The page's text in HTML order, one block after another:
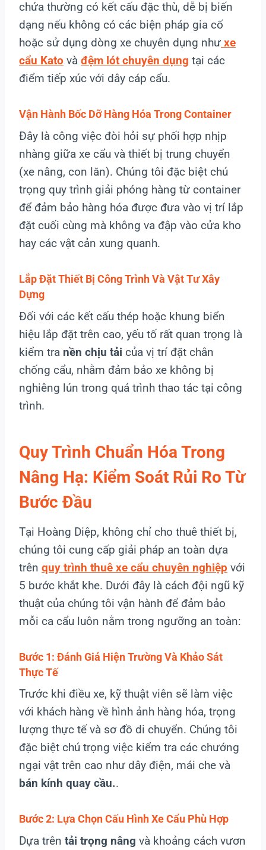
chứa thường có kết cấu đặc thù, dễ bị biến
dạng nếu không có các biện pháp gia cố
hoặc sử dụng dòng xe chuyên dụng như xe
cẩu Kato và đệm lót chuyên dụng tại các
điểm tiếp xúc với dây cáp cẩu.
Vận Hành Bốc Dỡ Hàng Hóa Trong Container
Đây là công việc đòi hỏi sự phối hợp nhịp
nhàng giữa xe cẩu và thiết bị trung chuyển
(xe nâng, con lăn). Chúng tôi đặc biệt chú
trọng quy trình giải phóng hàng từ container
để đảm bảo hàng hóa được đưa vào vị trí lắp
đặt cuối cùng mà không va đập vào cửa kho
hay các vật cản xung quanh.
Lắp Đặt Thiết Bị Công Trình Và Vật Tư Xây
Dựng
Đối với các kết cấu thép hoặc khung biển
hiệu lắp đặt trên cao, yếu tố rất quan trọng là
kiểm tra nền chịu tải của vị trí đặt chân
chống cẩu, nhằm đảm bảo xe không bị
nghiêng lún trong quá trình thao tác tại công
trình.
Quy Trình Chuẩn Hóa Trong
Nâng Hạ: Kiểm Soát Rủi Ro Từ
Bước Đầu
Tại Hoàng Diệp, không chỉ cho thuê thiết bị,
chúng tôi cung cấp giải pháp an toàn dựa
trên quy trình thuê xe cẩu chuyên nghiệp với
5 bước khắt khe. Dưới đây là cách đội ngũ kỹ
thuật của chúng tôi vận hành để đảm bảo
mỗi ca cẩu luôn nằm trong ngưỡng an toàn:
Bước 1: Đánh Giá Hiện Trường Và Khảo Sát
Thực Tế
Trước khi điều xe, kỹ thuật viên sẽ làm việc
với khách hàng về hình ảnh hàng hóa, trọng
lượng thực tế và sơ đồ di chuyển. Chúng tôi
đặc biệt chú trọng việc kiểm tra các chướng
ngại vật trên cao như dây điện, mái che và
bán kính quay cầu..
Bước 2: Lựa Chọn Cấu Hình Xe Cẩu Phù Hợp
Dựa trên tải trọng nâng và khoảng cách vươn